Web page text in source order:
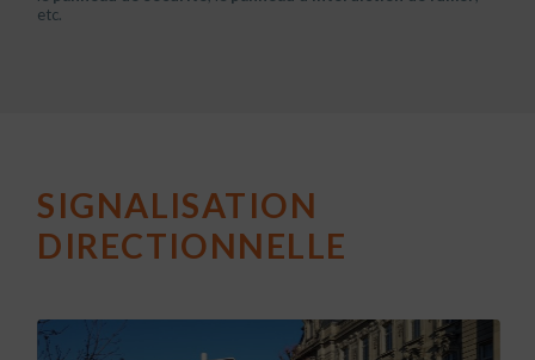
etc.
SIGNALISATION
DIRECTIONNELLE